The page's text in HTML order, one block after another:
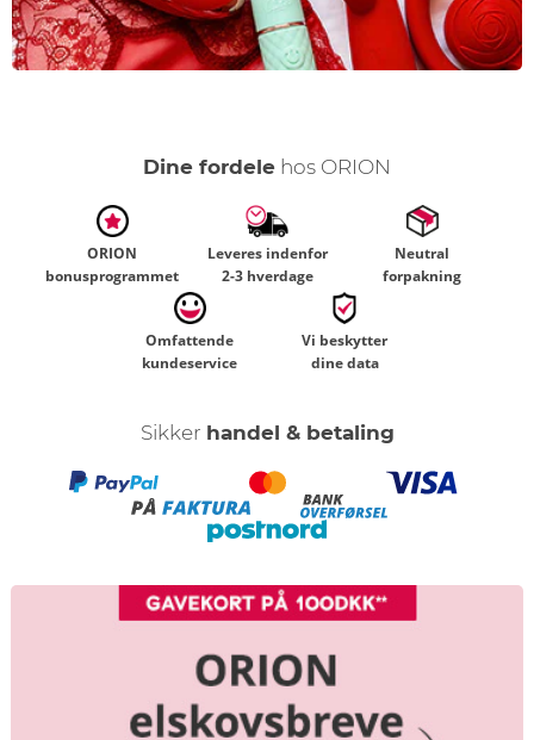
Dine fordele hos ORION
ORION
bonusprogrammet
Leveres indenfor
2-3 hverdage
Neutral
forpakning
Omfattende
kundeservice
Vi beskytter
dine data
Sikker handel & betaling